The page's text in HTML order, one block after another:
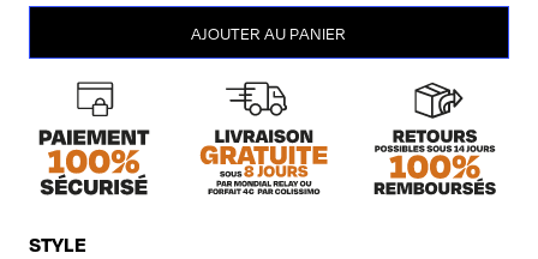
AJOUTER AU PANIER
STYLE